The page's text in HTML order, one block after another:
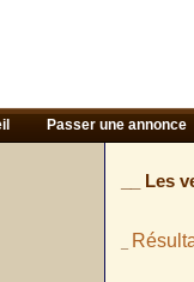
Passer une annonce
__ Les